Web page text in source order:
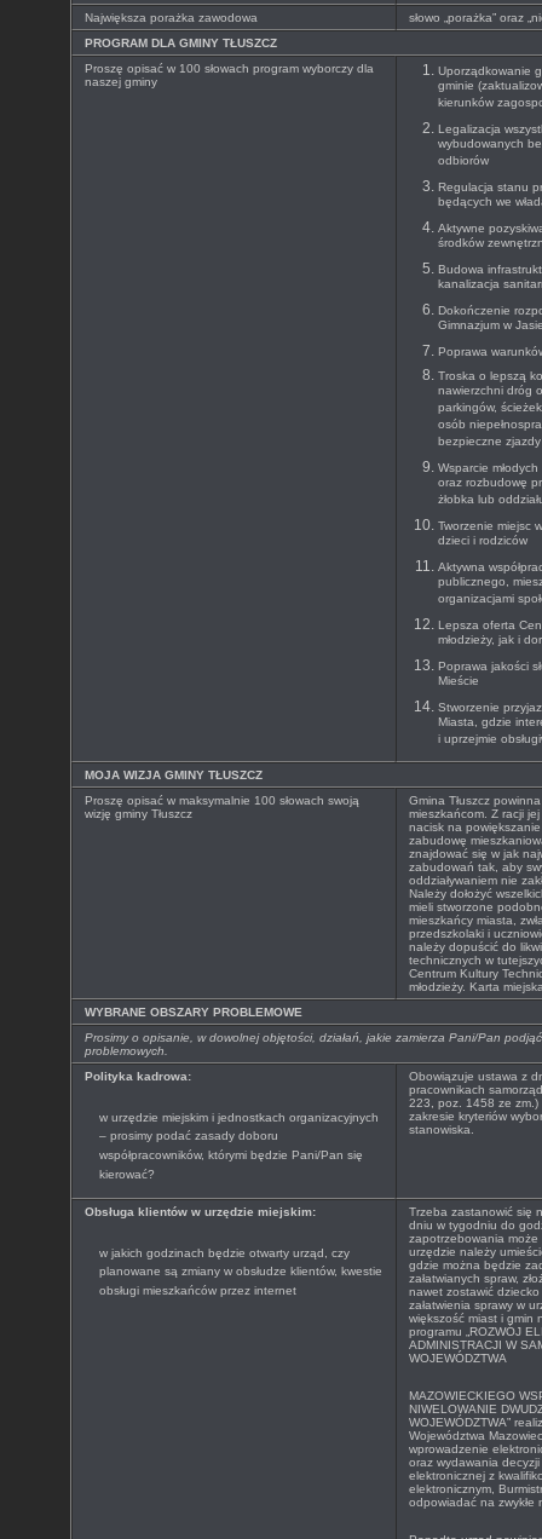
Największa porażka zawodowa
słowo „porażka” oraz
PROGRAM DLA GMINY TŁUSZCZ
Proszę opisać w 100 słowach program wyborczy dla
naszej gminy
Uporządkowanie
gminie
kierunków
Legalizacja
wybudowanych
odbiorów
Regulacja stanu
będących we
Aktywne
środków
Budowa
kanalizacja
Dokończenie
Gimnazjum w
Poprawa
Troska o lepszą
nawierzchni dróg
parkingów,
osób
bezpieczne
Wsparcie
oraz rozbudowę
żłobka lub
Tworzenie miejsc
dzieci i rodziców
Aktywna
publicznego,
organizacjami
Lepsza oferta
młodzieży, jak i
Poprawa jakości
Mieście
Stworzenie
Miasta, gdzie
i uprzejmie
MOJA WIZJA GMINY TŁUSZCZ
Proszę opisać w maksymalnie 100 słowach swoją
wizję gminy Tłuszcz
Gmina Tłuszcz
mieszkańcom. Z racji
nacisk na
zabudowę
znajdować się w jak
zabudowań tak, aby
oddziaływaniem nie
Należy dołożyć
mieli stworzone
mieszkańcy miasta,
przedszkolaki i
należy dopuścić do
technicznych w
Centrum Kultury
młodzieży. Karta
WYBRANE OBSZARY PROBLEMOWE
Prosimy o opisanie, w dowolnej objętości, działań, jakie zamierza Pani/Pan
problemowych.
Polityka kadrowa:
w urzędzie miejskim i jednostkach organizacyjnych
– prosimy podać zasady doboru
współpracowników, którymi będzie Pani/Pan się
kierować?
Obowiązuje ustawa z
pracownikach
223, poz. 1458 ze zm.)
zakresie kryteriów
stanowiska.
Obsługa klientów w urzędzie miejskim:
w jakich godzinach będzie otwarty urząd, czy
planowane są zmiany w obsłudze klientów, kwestie
obsługi mieszkańców przez internet
Trzeba zastanowić się
dniu w tygodniu do
zapotrzebowania
urzędzie należy
gdzie można będzie
załatwianych spraw,
nawet zostawić
załatwienia sprawy w
większość miast i gmin
programu „ ROZWÓJ
ADMINISTRACJI W
WOJEWÓDZTWA
MAZOWIECKIEGO
NIWELOWANIE
WOJEWÓDZTWA”
Województwa
wprowadzenie
oraz wydawania
elektronicznej z
elektronicznym,
odpowiadać na zwykłe